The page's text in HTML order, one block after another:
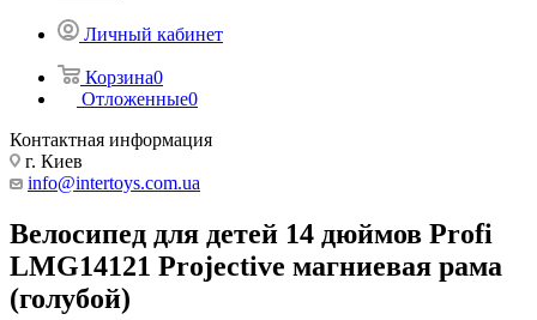
Личный кабинет
Корзина0
Отложенные0
Контактная информация
г. Киев
info@intertoys.com.ua
Велосипед для детей 14 дюймов Profi
LMG14121 Projective магниевая рама
(голубой)